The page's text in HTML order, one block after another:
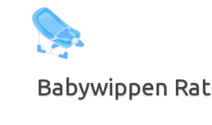
Inhalt
springen
Babywippen